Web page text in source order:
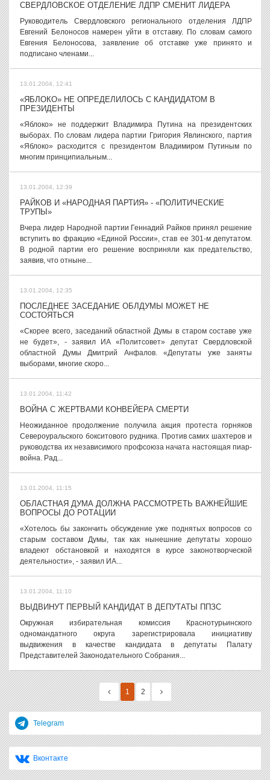
СВЕРДЛОВСКОЕ ОТДЕЛЕНИЕ ЛДПР СМЕНИТ ЛИДЕРА
Руководитель Свердловского регионального отделения ЛДПР
Евгений Белоносов намерен уйти в отставку. По словам самого
Евгения Белоносова, заявление об отставке уже принято и
подписано членами...
13.01.2004, 12:41
«ЯБЛОКО» НЕ ОПРЕДЕЛИЛОСЬ С КАНДИДАТОМ В
ПРЕЗИДЕНТЫ
«Яблоко» не поддержит Владимира Путина на президентских
выборах. По словам лидера партии Григория Явлинского, партия
«Яблоко» расходится с президентом Владимиром Путиным по
многим принципиальным...
13.01.2004, 12:39
РАЙКОВ И «НАРОДНАЯ ПАРТИЯ» - «ПОЛИТИЧЕСКИЕ
ТРУПЫ»
Вчера лидер Народной партии Геннадий Райков принял решение
вступить во фракцию «Единой России», став ее 301-м депутатом.
В родной партии его решение восприняли как предательство,
заявив, что отныне...
13.01.2004, 12:35
ПОСЛЕДНЕЕ ЗАСЕДАНИЕ ОБЛДУМЫ МОЖЕТ НЕ
СОСТОЯТЬСЯ
«Скорее всего, заседаний областной Думы в старом составе уже
не будет», - заявил ИА «Политсовет» депутат Свердловской
областной Думы Дмитрий Анфалов. «Депутаты уже заняты
выборами, многие скоро...
13.01.2004, 11:42
ВОЙНА С ЖЕРТВАМИ КОНВЕЙЕРА СМЕРТИ
Неожиданное продолжение получила акция протеста горняков
Североуральского бокситового рудника. Против самих шахтеров и
руководства их независимого профсоюза начата настоящая пиар-
война. Рад...
13.01.2004, 11:15
ОБЛАСТНАЯ ДУМА ДОЛЖНА РАССМОТРЕТЬ ВАЖНЕЙШИЕ
ВОПРОСЫ ДО РОТАЦИИ
«Хотелось бы закончить обсуждение уже поднятых вопросов со
старым составом Думы, так как нынешние депутаты хорошо
владеют обстановкой и находятся в курсе законотворческой
деятельности», - заявил ИА...
13.01.2004, 11:10
ВЫДВИНУТ ПЕРВЫЙ КАНДИДАТ В ДЕПУТАТЫ ППЗС
Окружная избирательная комиссия Краснотурьинского
одномандатного округа зарегистрировала инициативу
выдвижения в качестве кандидата в депутаты Палату
Представителей Законодательного Собрания...
1 2
Telegram
Вконтакте